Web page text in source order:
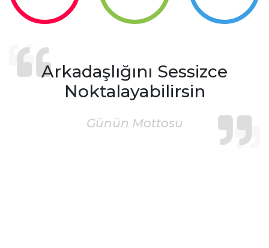
Arkadaşlığını Sessizce
Noktalayabilirsin
Günün Mottosu